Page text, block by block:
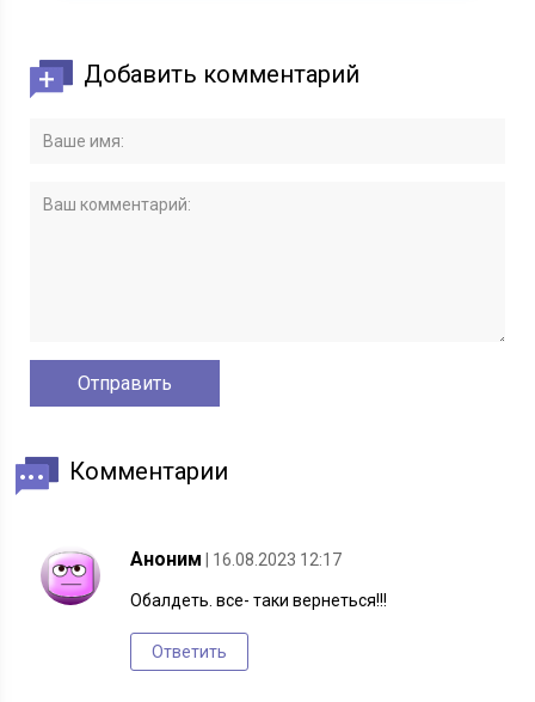
Добавить комментарий
Комментарии
Аноним | 16.08.2023 12:17
Обалдеть. все- таки вернеться!!!
Ответить